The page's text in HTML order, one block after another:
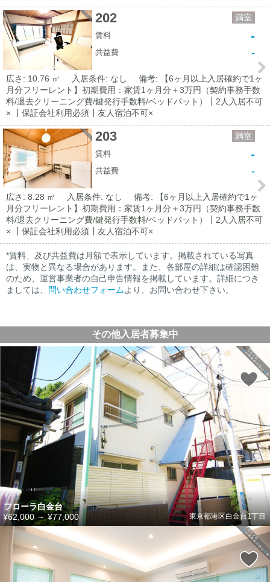
202 満室
賃料 -
共益費 -
広さ: 10.76 ㎡ 入居条件: なし
備考: 【6ヶ月以上入居確約で1ヶ
月分フリーレント】初期費用：家賃1ヶ月分＋3万円（契約事務手数
料/退去クリーニング費/鍵発行手数料/ベッドパット）┃2人入居不可
× ┃保証会社利用必須┃友人宿泊不可×
203 満室
賃料 -
共益費 -
広さ: 8.28 ㎡ 入居条件: なし
備考: 【6ヶ月以上入居確約で1ヶ
月分フリーレント】初期費用：家賃1ヶ月分＋3万円（契約事務手数
料/退去クリーニング費/鍵発行手数料/ベッドパット）┃2人入居不可
× ┃保証会社利用必須┃友人宿泊不可×
*賃料、及び共益費は月額で表示しています。掲載されている写真
は、実物と異なる場合があります。また、各部屋の詳細は確認困難
のため、運営事業者の自己申告情報を掲載しています。詳細につき
ましては、 問い合わせフォームより、お問い合わせ下さい。
その他入居者募集中
フローラ白金台
東京都港区白金台1丁目
¥62,000～¥77,000